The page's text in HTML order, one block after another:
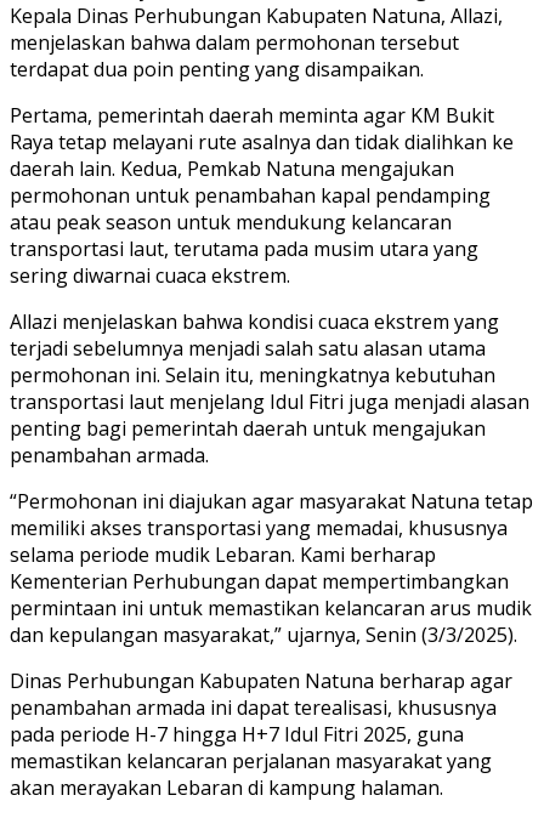
Kepala Dinas Perhubungan Kabupaten Natuna, Allazi,
menjelaskan bahwa dalam permohonan tersebut
terdapat dua poin penting yang disampaikan.
Pertama, pemerintah daerah meminta agar KM Bukit
Raya tetap melayani rute asalnya dan tidak dialihkan ke
daerah lain. Kedua, Pemkab Natuna mengajukan
permohonan untuk penambahan kapal pendamping
atau peak season untuk mendukung kelancaran
transportasi laut, terutama pada musim utara yang
sering diwarnai cuaca ekstrem.
Allazi menjelaskan bahwa kondisi cuaca ekstrem yang
terjadi sebelumnya menjadi salah satu alasan utama
permohonan ini. Selain itu, meningkatnya kebutuhan
transportasi laut menjelang Idul Fitri juga menjadi alasan
penting bagi pemerintah daerah untuk mengajukan
penambahan armada.
“Permohonan ini diajukan agar masyarakat Natuna tetap
memiliki akses transportasi yang memadai, khususnya
selama periode mudik Lebaran. Kami berharap
Kementerian Perhubungan dapat mempertimbangkan
permintaan ini untuk memastikan kelancaran arus mudik
dan kepulangan masyarakat,” ujarnya, Senin (3/3/2025).
Dinas Perhubungan Kabupaten Natuna berharap agar
penambahan armada ini dapat terealisasi, khususnya
pada periode H-7 hingga H+7 Idul Fitri 2025, guna
memastikan kelancaran perjalanan masyarakat yang
akan merayakan Lebaran di kampung halaman.